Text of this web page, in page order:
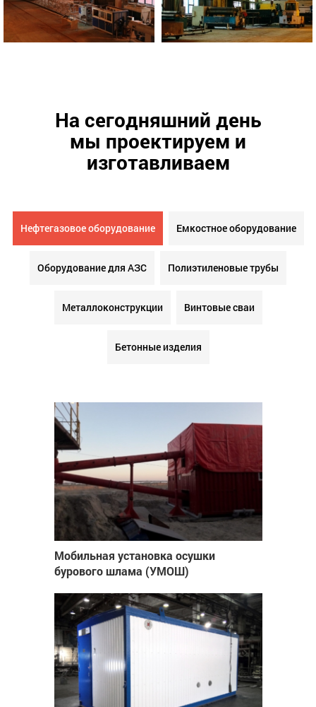
На сегодняшний день
мы проектируем и
изготавливаем
Нефтегазовое оборудование Емкостное оборудование
Оборудование для АЗС Полиэтиленовые трубы
Металлоконструкции Винтовые сваи
Бетонные изделия
Мобильная установка осушки
бурового шлама (УМОШ)